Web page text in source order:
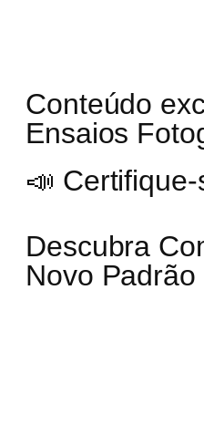
Conteúdo
Ensaios
📣
Descubra
Novo